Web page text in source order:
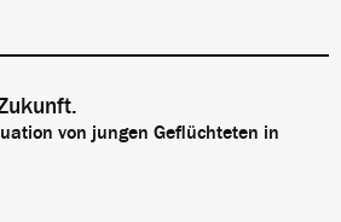
von jungen Geflüchteten in